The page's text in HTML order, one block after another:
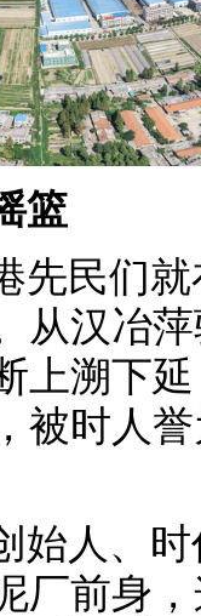
篮
先民们
从汉冶
上溯下
被时人
始人、
厂前身